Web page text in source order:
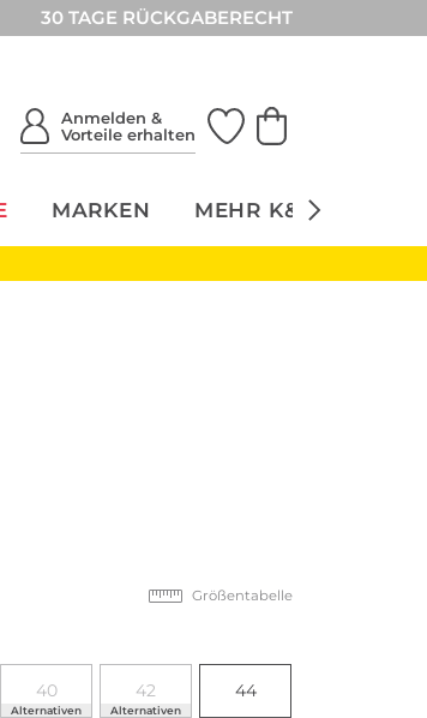
30 TAGE RÜCKGABERECHT
Anmelden &
Vorteile erhalten
MARKEN MEHR K&Ö
Größentabelle
40
Alternativen
42
Alternativen
44